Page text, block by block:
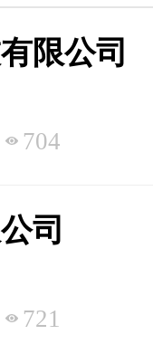
限公司
704
司
721